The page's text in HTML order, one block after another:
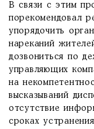
В связи с этим
порекомендовал
упорядочить
нареканий
дозвониться по
управляющих
на
высказываний
отсутствие
сроках